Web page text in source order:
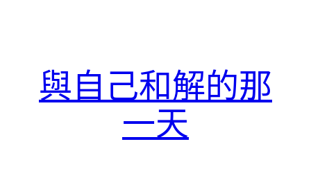
與自己和解的那
一天